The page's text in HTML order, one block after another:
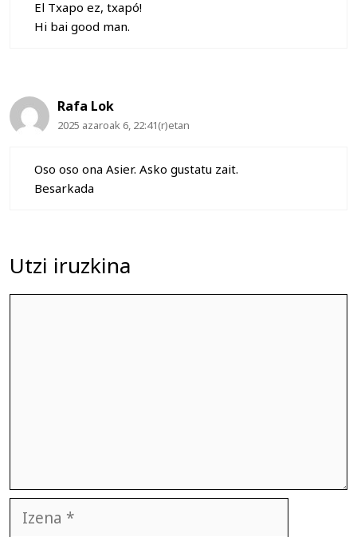
El Txapo ez, txapó!
Hi bai good man.
Rafa Lok
2025 azaroak 6, 22:41(r)etan
Oso oso ona Asier. Asko gustatu zait.
Besarkada
Utzi iruzkina